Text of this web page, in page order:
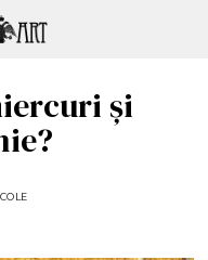
și